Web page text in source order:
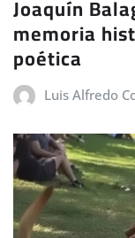
Joaquín
memoria
poética
Luis Alfredo